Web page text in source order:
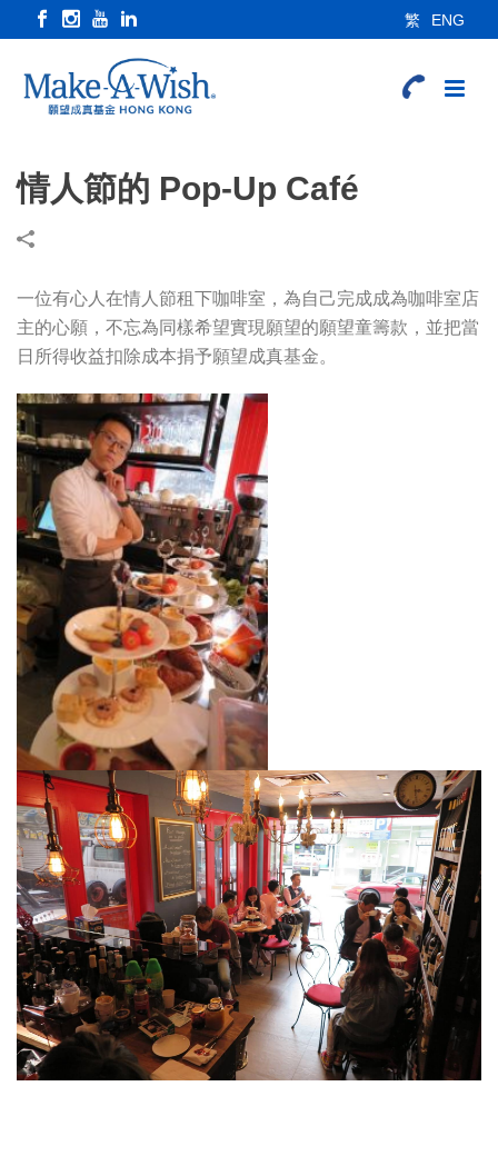
繁 ENG
情人節的 Pop-Up Café
一位有心人在情人節租下咖啡室，為自己完成成為咖啡室店
主的心願，不忘為同樣希望實現願望的願望童籌款，並把當
日所得收益扣除成本捐予願望成真基金。